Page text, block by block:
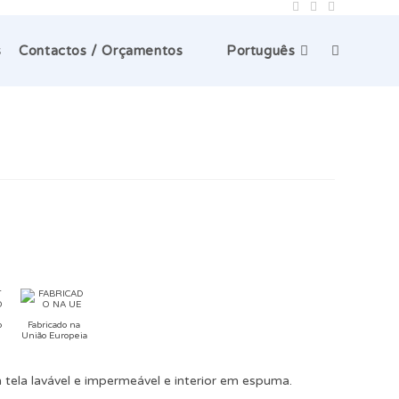
Contactos / Orçamentos Português Toggle
Fabricado na
União Europeia
lavável e impermeável e interior em espuma.